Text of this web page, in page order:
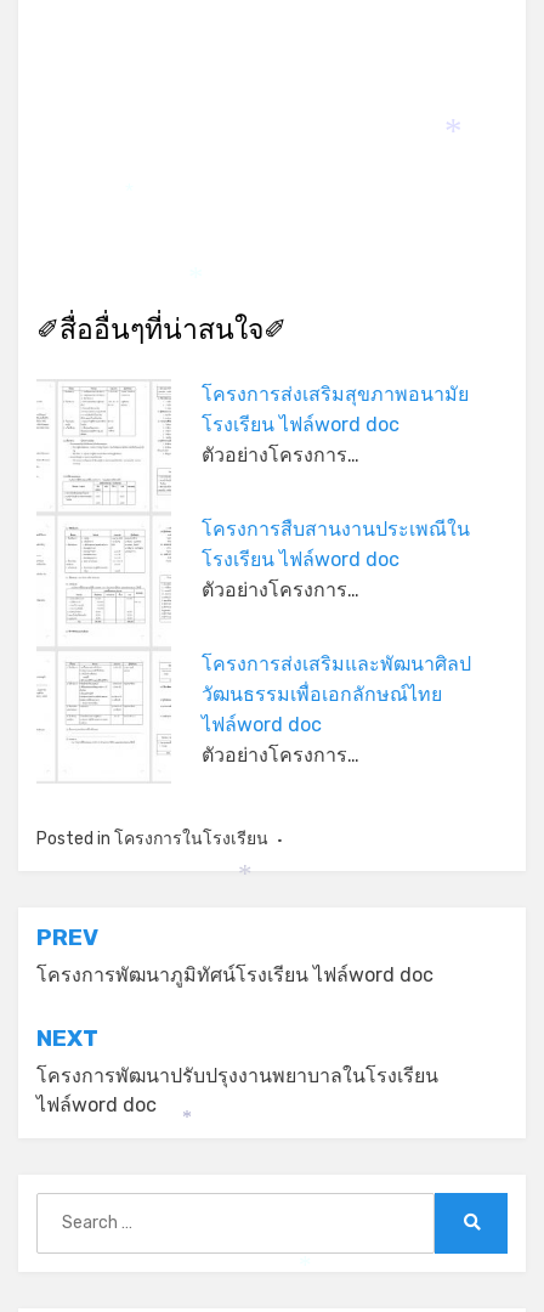
✐สื่ออื่นๆที่น่าสนใจ✐
โครงการส่งเสริมสุขภาพอนามัย
โรงเรียน ไฟล์word doc
ตัวอย่างโครงการ…
โครงการสืบสานงานประเพณีใน
โรงเรียน ไฟล์word doc
ตัวอย่างโครงการ…
โครงการส่งเสริมและพัฒนาศิลป
วัฒนธรรมเพื่อเอกลักษณ์ไทย
ไฟล์word doc
ตัวอย่างโครงการ…
Posted in โครงการในโรงเรียน
แนะแนว
เรื่อง
PREV
โครงการพัฒนาภูมิทัศน์โรงเรียน ไฟล์word doc
NEXT
โครงการพัฒนาปรับปรุงงานพยาบาลในโรงเรียน
ไฟล์word doc
for: